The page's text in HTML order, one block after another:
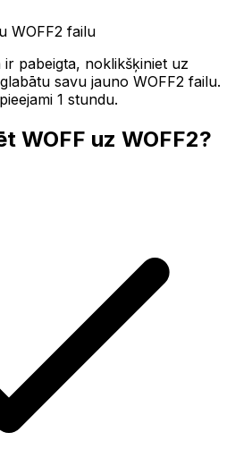
WOFF2 failu
pabeigta, noklikšķiniet uz
savu jauno WOFF2 failu.
1 stundu.
WOFF uz WOFF2?